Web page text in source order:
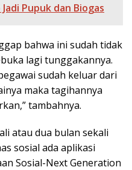
Pupuk dan Biogas
bahwa ini sudah tidak
lagi tunggakannya.
sudah keluar dari
maka tagihannya
tambahnya.
atau dua bulan sekali
sosial ada aplikasi
Sosial-Next Generation